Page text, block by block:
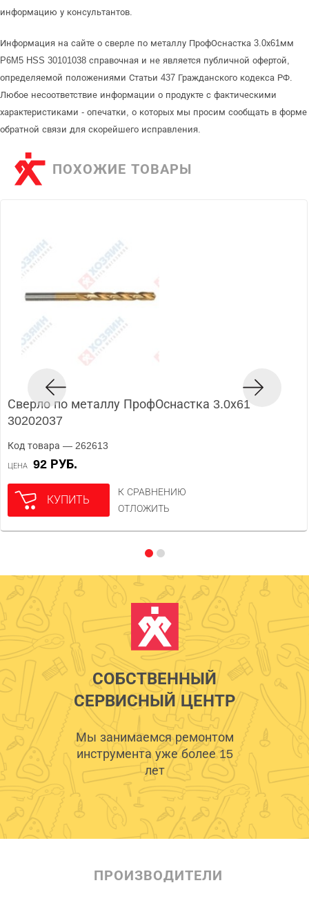
информацию у консультантов.
Информация на сайте о сверле по металлу ПрофОснастка 3.0х61мм
P6M5 HSS 30101038 справочная и не является публичной офертой,
определяемой положениями Статьи 437 Гражданского кодекса РФ.
Любое несоответствие информации о продукте с фактическими
характеристиками - опечатки, о которых мы просим сообщать в форме
обратной связи для скорейшего исправления.
ПОХОЖИЕ ТОВАРЫ
Сверло по металлу ПрофОснастка 3.0х61
30202037
Код товара — 262613
ЦЕНА 92 РУБ.
КУПИТЬ
К СРАВНЕНИЮ
ОТЛОЖИТЬ
СОБСТВЕННЫЙ
СЕРВИСНЫЙ ЦЕНТР
Мы занимаемся ремонтом
инструмента уже более 15
лет
ПРОИЗВОДИТЕЛИ